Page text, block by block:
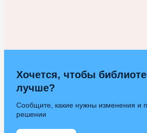
Хочется, чтобы
лучше?
Сообщите, какие нужны изменения и
решении